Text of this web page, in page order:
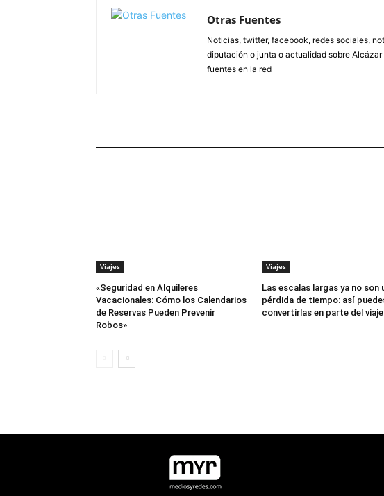
Otras Fuentes
Noticias, twitter, facebook, redes sociales,
diputación o junta o actualidad sobre
fuentes en la red
Viajes
«Seguridad en Alquileres
Vacacionales: Cómo los Calendarios
de Reservas Pueden Prevenir
Robos»
Viajes
Las escalas largas ya no son
pérdida de tiempo: así
convertirlas en parte del viaje